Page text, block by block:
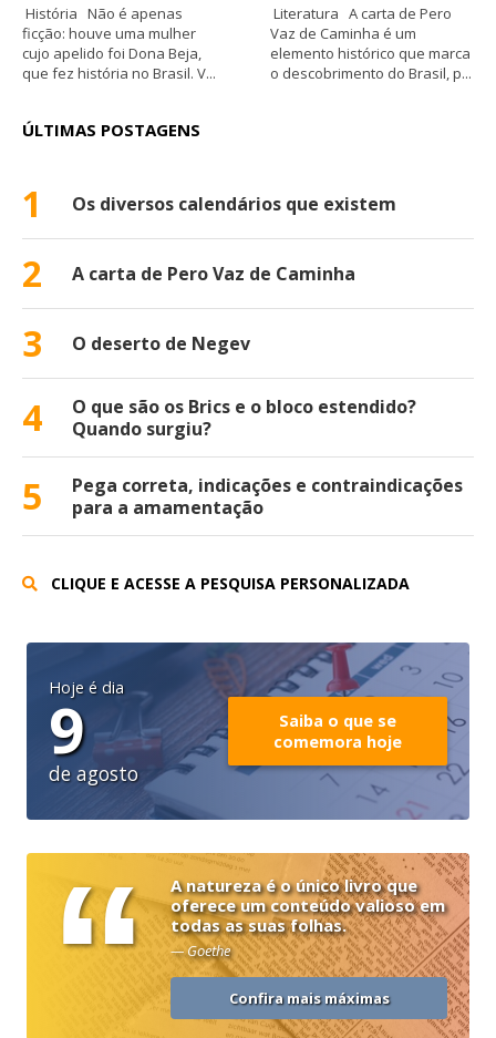
História Não é apenas
ficção: houve uma mulher
cujo apelido foi Dona Beja,
que fez história no Brasil. V...
Literatura A carta de Pero
Vaz de Caminha é um
elemento histórico que marca
o descobrimento do Brasil, p...
ÚLTIMAS POSTAGENS
1 Os diversos calendários que existem
2 A carta de Pero Vaz de Caminha
3 O deserto de Negev
4
O que são os Brics e o bloco estendido?
Quando surgiu?
5
Pega correta, indicações e contraindicações
para a amamentação
CLIQUE E ACESSE A PESQUISA PERSONALIZADA
Hoje é dia
9
de agosto
Saiba o que se
comemora hoje
“
A natureza é o único livro que
oferece um conteúdo valioso em
todas as suas folhas.
— Goethe
Confira mais máximas